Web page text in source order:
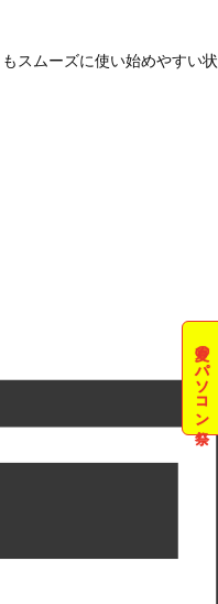
夏のパソコン祭
スムーズに使い始めやすい